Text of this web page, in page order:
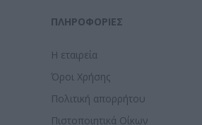
ΠΛΗΡΟΦΟΡΊΕΣ
Η εταιρεία
Όροι Χρήσης
Πολιτική απορρήτου
Πιστοποιητικά Οίκων